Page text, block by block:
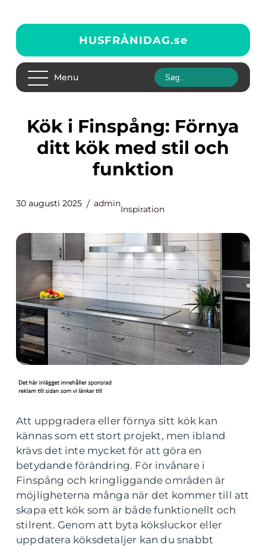
HUSFRÅNIDAG.se
Menu
Kök i Finspång: Förnya
ditt kök med stil och
funktion
30 augusti 2025 admin
Inspiration
Att uppgradera eller förnya sitt kök kan
kännas som ett stort projekt, men ibland
krävs det inte mycket för att göra en
betydande förändring. För invånare i
Finspång och kringliggande områden är
möjligheterna många när det kommer till att
skapa ett kök som är både funktionellt och
stilrent. Genom att byta köksluckor eller
uppdatera köksdetaljer kan du snabbt